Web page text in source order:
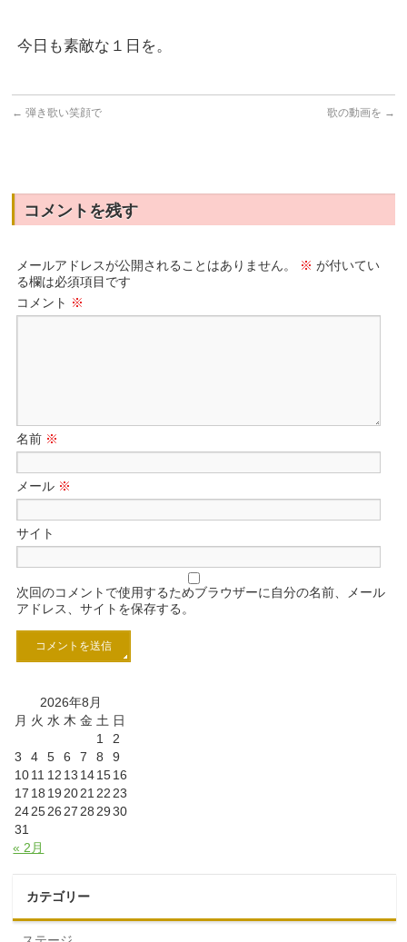
今日も素敵な１日を。
← 弾き歌い笑顔で 歌の動画を →
コメントを残す
メールアドレスが公開されることはありません。 ※ が付いてい
る欄は必須項目です
コメント ※
名前 ※
メール ※
サイト
次回のコメントで使用するためブラウザーに自分の名前、メール
アドレス、サイトを保存する。
2026年8月
月 火 水 木 金 土 日
1
2
3
4 5 6 7 8
9
1011 12 13 141516
17 18 19 2021 22 23
242526 27 28 29 30
31
« 2月
カテゴリー